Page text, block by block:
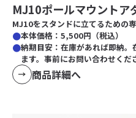
MJ10ポールマウントア
MJ10をスタンドに立てるための専
本体価格：5,500円（税込）
納期目安：在庫があれば即納
ます。事前にお問い合わせくだ
商品詳細へ